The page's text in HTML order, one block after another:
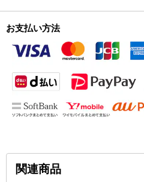
お支払い方法
関連商品